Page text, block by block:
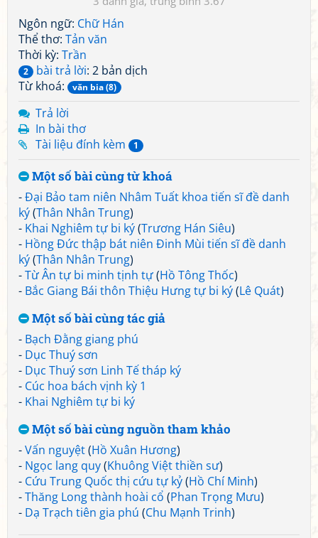
Ngôn ngữ: Chữ Hán
Thể thơ: Tản văn
Thời kỳ: Trần
2 bài trả lời: 2 bản dịch
Từ khoá:
văn bia (8)
Trả lời
In bài thơ
Tài liệu đính kèm
1
Một số bài cùng từ khoá
-Đại Bảo tam niên Nhâm Tuất khoa tiến sĩ đề danh
ký(Thân Nhân Trung)
- Khai Nghiêm tự bi ký(Trương Hán Siêu)
- Hồng Đức thập bát niên Đinh Mùi tiến sĩ đề danh
ký(Thân Nhân Trung)
-Từ Ân tự bi minh tịnh tự(Hồ Tông Thốc)
- Bắc Giang Bái thôn Thiệu Hưng tự bi ký(Lê Quát)
Một số bài cùng tác giả
- Bạch Đằng giang phú
- Dục Thuý sơn
- Dục Thuý sơn Linh Tế tháp ký
- Cúc hoa bách vịnh kỳ 1
- Khai Nghiêm tự bi ký
Một số bài cùng nguồn tham khảo
-Vấn nguyệt(Hồ Xuân Hương)
- Ngọc lang quy(Khuông Việt thiền sư)
- Cứu Trung Quốc thị cứu tự kỷ(Hồ Chí Minh)
-Thăng Long thành hoài cổ (Phan Trọng Mưu)
- Dạ Trạch tiên gia phú (Chu Mạnh Trinh)